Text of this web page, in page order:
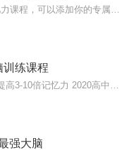
训练课程
强大脑